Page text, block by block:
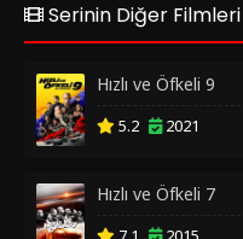
Serinin Diğer Filmleri
Hızlı ve Öfkeli 9
5.2 2021
Hızlı ve Öfkeli 7